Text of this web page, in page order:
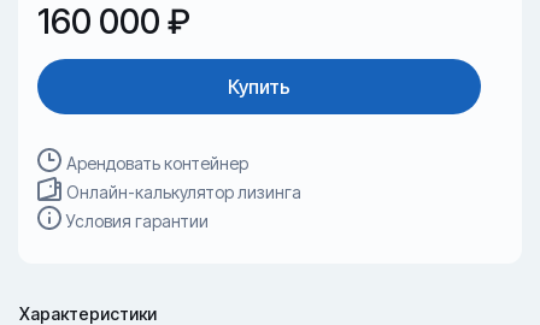
160 000 ₽
Купить
Арендовать контейнер
Онлайн-калькулятор лизинга
Условия гарантии
Характеристики